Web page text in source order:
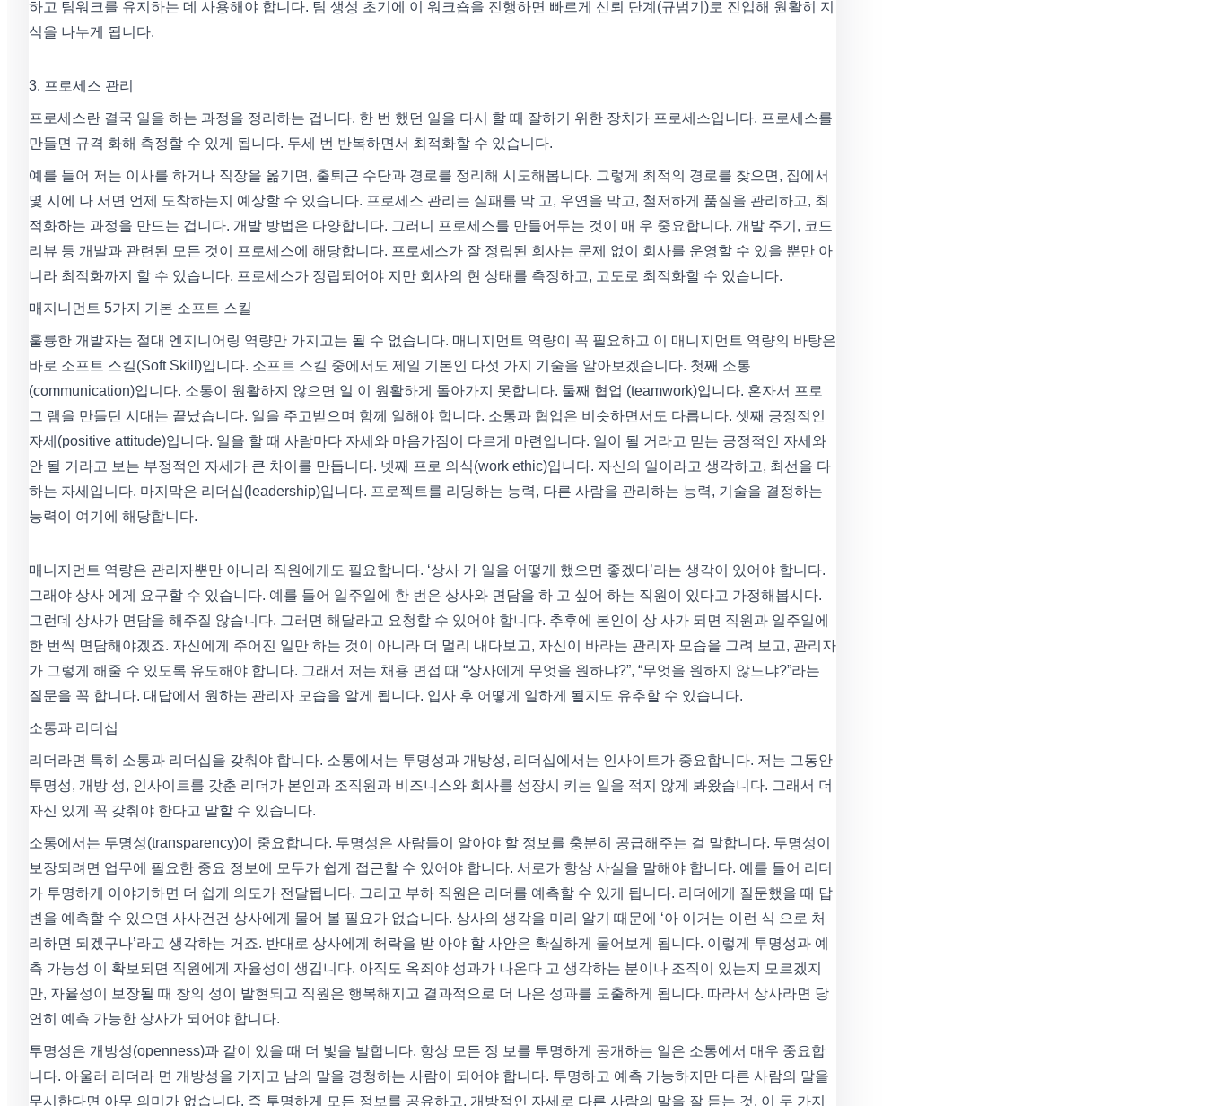
하고 팀워크를 유지하는 데 사용해야 합니다. 팀 생성 초기에 이 워크숍을 진행하면 빠르게 신뢰 단계(규범기)로 진입해 원활히 지
식을 나누게 됩니다.
3. 프로세스 관리
프로세스란 결국 일을 하는 과정을 정리하는 겁니다. 한 번 했던 일을 다시 할 때 잘하기 위한 장치가 프로세스입니다. 프로세스를
만들면 규격 화해 측정할 수 있게 됩니다. 두세 번 반복하면서 최적화할 수 있습니다.
예를 들어 저는 이사를 하거나 직장을 옮기면, 출퇴근 수단과 경로를 정리해 시도해봅니다. 그렇게 최적의 경로를 찾으면, 집에서
몇 시에 나 서면 언제 도착하는지 예상할 수 있습니다. 프로세스 관리는 실패를 막 고, 우연을 막고, 철저하게 품질을 관리하고, 최
적화하는 과정을 만드는 겁니다. 개발 방법은 다양합니다. 그러니 프로세스를 만들어두는 것이 매 우 중요합니다. 개발 주기, 코드
리뷰 등 개발과 관련된 모든 것이 프로세스에 해당합니다. 프로세스가 잘 정립된 회사는 문제 없이 회사를 운영할 수 있을 뿐만 아
니라 최적화까지 할 수 있습니다. 프로세스가 정립되어야 지만 회사의 현 상태를 측정하고, 고도로 최적화할 수 있습니다.
매지니먼트 5가지 기본 소프트 스킬
훌륭한 개발자는 절대 엔지니어링 역량만 가지고는 될 수 없습니다. 매니지먼트 역량이 꼭 필요하고 이 매니지먼트 역량의 바탕은
바로 소프트 스킬(Soft Skill)입니다. 소프트 스킬 중에서도 제일 기본인 다섯 가지 기술을 알아보겠습니다. 첫째 소통
(communication)입니다. 소통이 원활하지 않으면 일 이 원활하게 돌아가지 못합니다. 둘째 협업 (teamwork)입니다. 혼자서 프로
그 램을 만들던 시대는 끝났습니다. 일을 주고받으며 함께 일해야 합니다. 소통과 협업은 비슷하면서도 다릅니다. 셋째 긍정적인
자세(positive attitude)입니다. 일을 할 때 사람마다 자세와 마음가짐이 다르게 마련입니다. 일이 될 거라고 믿는 긍정적인 자세와
안 될 거라고 보는 부정적인 자세가 큰 차이를 만듭니다. 넷째 프로 의식(work ethic)입니다. 자신의 일이라고 생각하고, 최선을 다
하는 자세입니다. 마지막은 리더십(leadership)입니다. 프로젝트를 리딩하는 능력, 다른 사람을 관리하는 능력, 기술을 결정하는
능력이 여기에 해당합니다.
매니지먼트 역량은 관리자뿐만 아니라 직원에게도 필요합니다. ‘상사 가 일을 어떻게 했으면 좋겠다’라는 생각이 있어야 합니다.
그래야 상사 에게 요구할 수 있습니다. 예를 들어 일주일에 한 번은 상사와 면담을 하 고 싶어 하는 직원이 있다고 가정해봅시다.
그런데 상사가 면담을 해주질 않습니다. 그러면 해달라고 요청할 수 있어야 합니다. 추후에 본인이 상 사가 되면 직원과 일주일에
한 번씩 면담해야겠죠. 자신에게 주어진 일만 하는 것이 아니라 더 멀리 내다보고, 자신이 바라는 관리자 모습을 그려 보고, 관리자
가 그렇게 해줄 수 있도록 유도해야 합니다. 그래서 저는 채용 면접 때 “상사에게 무엇을 원하냐?”, “무엇을 원하지 않느냐?”라는
질문을 꼭 합니다. 대답에서 원하는 관리자 모습을 알게 됩니다. 입사 후 어떻게 일하게 될지도 유추할 수 있습니다.
소통과 리더십
리더라면 특히 소통과 리더십을 갖춰야 합니다. 소통에서는 투명성과 개방성, 리더십에서는 인사이트가 중요합니다. 저는 그동안
투명성, 개방 성, 인사이트를 갖춘 리더가 본인과 조직원과 비즈니스와 회사를 성장시 키는 일을 적지 않게 봐왔습니다. 그래서 더
자신 있게 꼭 갖춰야 한다고 말할 수 있습니다.
소통에서는 투명성(transparency)이 중요합니다. 투명성은 사람들이 알아야 할 정보를 충분히 공급해주는 걸 말합니다. 투명성이
보장되려면 업무에 필요한 중요 정보에 모두가 쉽게 접근할 수 있어야 합니다. 서로가 항상 사실을 말해야 합니다. 예를 들어 리더
가 투명하게 이야기하면 더 쉽게 의도가 전달됩니다. 그리고 부하 직원은 리더를 예측할 수 있게 됩니다. 리더에게 질문했을 때 답
변을 예측할 수 있으면 사사건건 상사에게 물어 볼 필요가 없습니다. 상사의 생각을 미리 알기 때문에 ‘아 이거는 이런 식 으로 처
리하면 되겠구나’라고 생각하는 거죠. 반대로 상사에게 허락을 받 아야 할 사안은 확실하게 물어보게 됩니다. 이렇게 투명성과 예
측 가능성 이 확보되면 직원에게 자율성이 생깁니다. 아직도 옥죄야 성과가 나온다 고 생각하는 분이나 조직이 있는지 모르겠지
만, 자율성이 보장될 때 창의 성이 발현되고 직원은 행복해지고 결과적으로 더 나은 성과를 도출하게 됩니다. 따라서 상사라면 당
연히 예측 가능한 상사가 되어야 합니다.
투명성은 개방성(openness)과 같이 있을 때 더 빛을 발합니다. 항상 모든 정 보를 투명하게 공개하는 일은 소통에서 매우 중요합
니다. 아울러 리더라 면 개방성을 가지고 남의 말을 경청하는 사람이 되어야 합니다. 투명하고 예측 가능하지만 다른 사람의 말을
무시한다면 아무 의미가 없습니다. 즉 투명하게 모든 정보를 공유하고, 개방적인 자세로 다른 사람의 말을 잘 듣는 것. 이 두 가지